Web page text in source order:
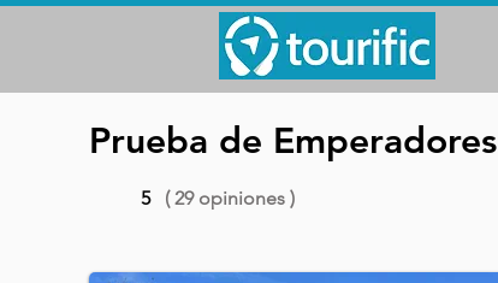
Prueba de
5 ( 29 opiniones )